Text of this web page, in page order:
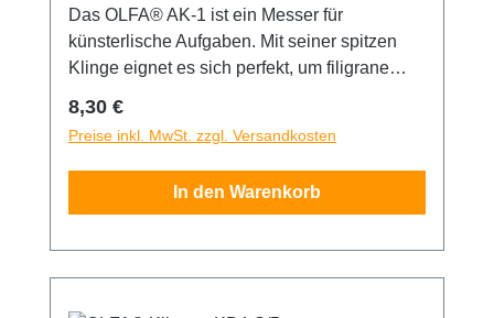
Das OLFA® AK-1 ist ein Messer für
künsterlische Aufgaben. Mit seiner spitzen
Klinge eignet es sich perfekt, um filigrane
Dieses stiftähnliche Messer verfügt über
einen konturierten Griff mit strukturiertem Grip
für Komfort und Stabilität. Einfacher
Messerwechsel in Sekundenschnelle. Die
Karbonwerkzeugstahl, der im bewährten
mehrstufigen OLFA-Produktionsprozess
Regulärer Preis:
8,30 €
Preise inkl. MwSt. zzgl. Versandkosten
In den Warenkorb